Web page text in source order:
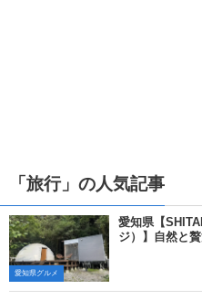
「旅行」の人気記事
愛知県グルメ
愛知県【
ジ）】自然と